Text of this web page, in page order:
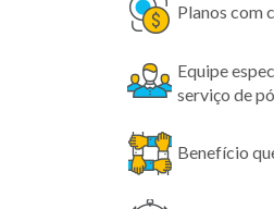
Planos com
Equipe
serviço de
Benefício